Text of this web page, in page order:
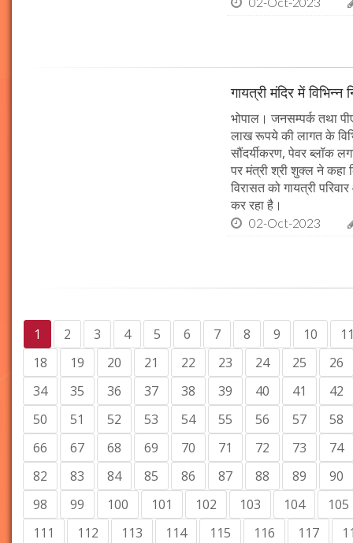
गायत्री मंदिर में विभिन्न
भोपाल। जनसम्पर्क तथा
लाख रूपये की लागत के
सौंदर्यीकरण, पेवर ब्लॉक
पर मंत्री श्री शुक्ल ने कहा
विरासत को गायत्री
कर रहा है।
02-Oct-2023
1 2 3 4 5 6 7 8 9 10
18
19 20 21 22 23 24 25
26
34
35 36 37 38 39 40 41
42
50
51 52 53 54 55 56 57
58
66
67 68 69 70 71 72 73
74
82
83 84 85 86 87 88 89
90
98
99 100 101 102 103 104
105
111
112 113 114 115 116 117